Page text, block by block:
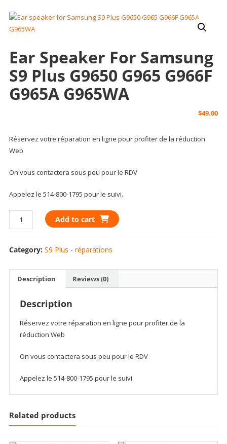
Ear Speaker For Samsung
S9 Plus G9650 G965 G966F
G965A G965WA
$49.00
Réservez votre réparation en ligne pour profiter de la réduction
Web
On vous contactera sous peu pour le RDV
Appelez le 514-800-1795 pour le suivi.
speaker
for
Samsung
G966F
G965A
G965WA
Add to cart
Category: S9 Plus - réparations
Description Reviews (0)
Description
Réservez votre réparation en ligne pour profiter de la
réduction Web
On vous contactera sous peu pour le RDV
Appelez le 514-800-1795 pour le suivi.
Related products